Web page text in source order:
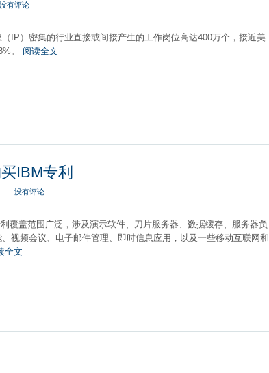
没有评论
IP）密集的行业直接或间接产生的工作岗位高达400万个，接近美
。 阅读全文
IBM专利
没有评论
覆盖范围广泛，涉及演示软件、刀片服务器、数据缓存、服务器负
视频会议、电子邮件管理、即时信息应用，以及一些移动互联网和
全文